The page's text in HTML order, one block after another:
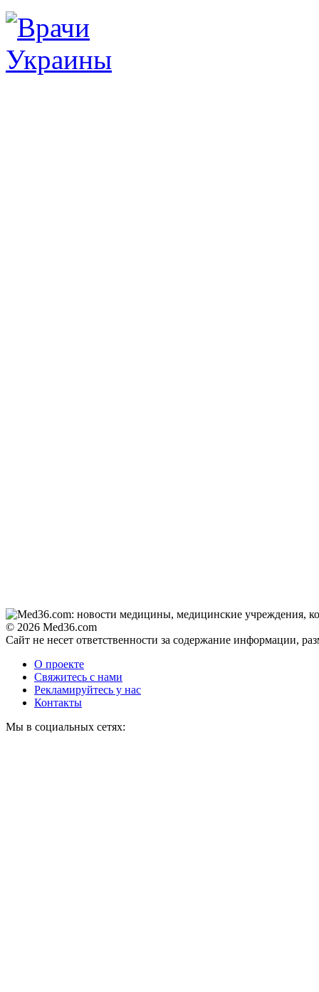
© 2026 Med36.com
Сайт не несет ответственности за содержание информации,
О проекте
Свяжитесь с нами
Рекламируйтесь у нас
Контакты
Мы в социальных сетях: